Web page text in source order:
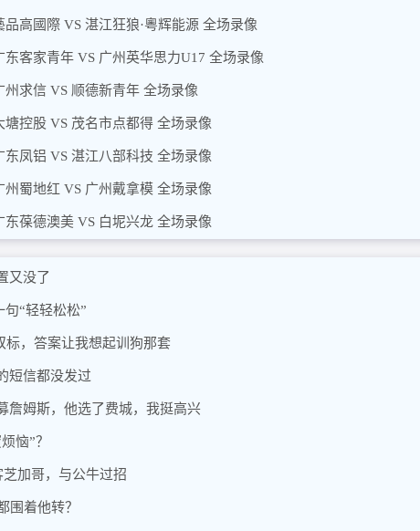
高國際 VS 湛江狂狼·粵辉能源 全场录像
客家青年 VS 广州英华思力U17 全场录像
求信 VS 顺德新青年 全场录像
控股 VS 茂名市点都得 全场录像
凤铝 VS 湛江八部科技 全场录像
蜀地红 VS 广州戴拿模 全场录像
葆德澳美 VS 白坭兴龙 全场录像
又没了
“轻轻松松”
标，答案让我想起训狗那套
短信都没发过
詹姆斯，他选了费城，我挺高兴
恼”？
加哥，与公牛过招
围着他转？